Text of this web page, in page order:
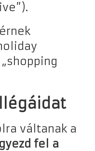
váltanak a
fel a